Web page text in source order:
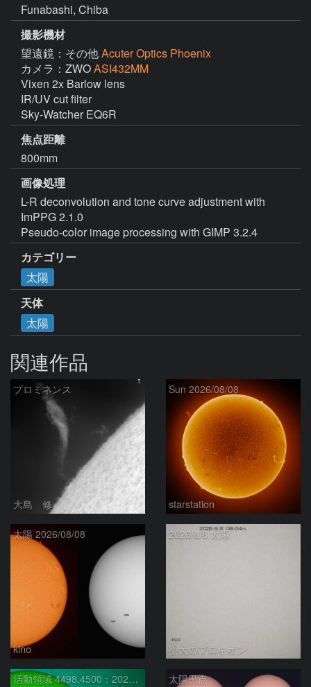
Funabashi, Chiba
撮影機材
望遠鏡：その他Acuter Optics Phoenix
カメラ：ZWOASI432MM
Vixen 2x Barlow lens
IR/UV cut filter
Sky-Watcher EQ6R
焦点距離
800mm
画像処理
L-R deconvolution and tone curve adjustment with
ImPPG 2.1.0
Pseudo-color image processing with GIMP 3.2.4
カテゴリー
太陽
天体
太陽
関連作品
プロミネンス
大島 修
Sun 2026/08/08
starstation
太陽 2026/08/08
kino
2026/8/8 太陽
小犬のプロキオン
活動領域 4498,4500：2026/08/08 太陽黒点